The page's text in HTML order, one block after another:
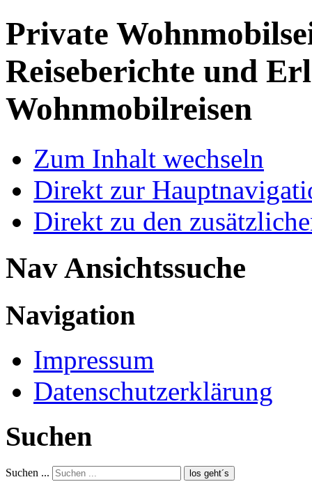
Private
Reiseberichte und
Wohnmobilreisen
Zum Inhalt wechseln
Direkt zur
Direkt zu den
Nav Ansichtssuche
Navigation
Impressum
Datenschutzerklärung
Suchen
Suchen ... los geht´s